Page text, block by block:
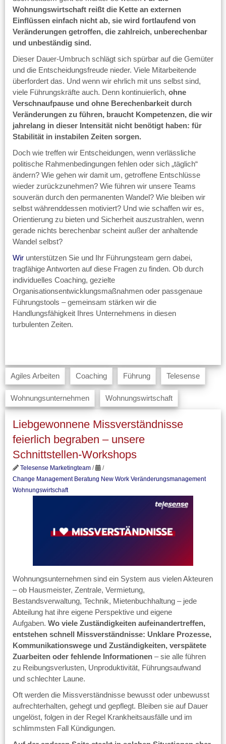
Wohnungswirtschaft reißt die Kette an externen
Einflüssen einfach nicht ab, sie wird fortlaufend von
Veränderungen getroffen, die zahlreich, unberechenbar
und unbeständig sind.
Dieser Dauer-Umbruch schlägt sich spürbar auf die Gemüter
und die Entscheidungsfreude nieder. Viele Mitarbeitende
überfordert das. Und wenn wir ehrlich mit uns selbst sind,
viele Führungskräfte auch. Denn kontinuierlich, ohne
Verschnaufpause und ohne Berechenbarkeit durch
Veränderungen zu führen, braucht Kompetenzen, die wir
jahrelang in dieser Intensität nicht benötigt haben: für
Stabilität in instabilen Zeiten sorgen.
Doch wie treffen wir Entscheidungen, wenn verlässliche
politische Rahmenbedingungen fehlen oder sich „täglich“
ändern? Wie gehen wir damit um, getroffene Entschlüsse
wieder zurückzunehmen? Wie führen wir unsere Teams
souverän durch den permanenten Wandel? Wie bleiben wir
selbst währenddessen motiviert? Und wie schaffen wir es,
Orientierung zu bieten und Sicherheit auszustrahlen, wenn
gerade nichts berechenbar scheint außer der anhaltende
Wandel selbst?
Wir unterstützen Sie und Ihr Führungsteam gern dabei,
tragfähige Antworten auf diese Fragen zu finden. Ob durch
individuelles Coaching, gezielte
Organisationsentwicklungsmaßnahmen oder passgenaue
Führungstools – gemeinsam stärken wir die
Handlungsfähigkeit Ihres Unternehmens in diesen
turbulenten Zeiten.
Agiles Arbeiten Coaching Führung Telesense
Wohnungsunternehmen Wohnungswirtschaft
Liebgewonnene Missverständnisse
feierlich begraben – unsere
Schnittstellen-Workshops
Telesense Marketingteam /
/
Change Management Beratung New Work Veränderungsmanagement
Wohnungswirtschaft
Wohnungsunternehmen sind ein System aus vielen Akteuren
– ob Hausmeister, Zentrale, Vermietung,
Bestandsverwaltung, Technik, Mietenbuchhaltung – jede
Abteilung hat ihre eigene Perspektive und eigene
Aufgaben. Wo viele Zuständigkeiten aufeinandertreffen,
entstehen schnell Missverständnisse: Unklare Prozesse,
Kommunikationswege und Zuständigkeiten, verspätete
Zuarbeiten oder fehlende Informationen – sie alle führen
zu Reibungsverlusten, Unproduktivität, Führungsaufwand
und schlechter Laune.
Oft werden die Missverständnisse bewusst oder unbewusst
aufrechterhalten, gehegt und gepflegt. Bleiben sie auf Dauer
ungelöst, folgen in der Regel Krankheitsausfälle und im
schlimmsten Fall Kündigungen.